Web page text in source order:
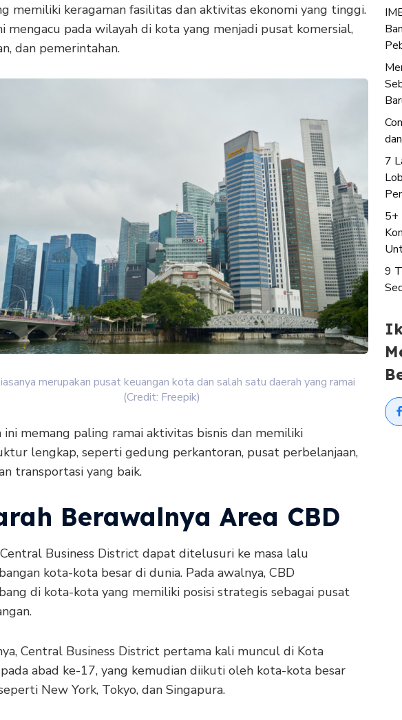
memiliki keragaman fasilitas dan aktivitas ekonomi yang tinggi.
mengacu pada wilayah di kota yang menjadi pusat komersial,
dan pemerintahan.
merupakan pusat keuangan kota dan salah satu daerah yang ramai
(Credit: Freepik)
ini memang paling ramai aktivitas bisnis dan memiliki
lengkap, seperti gedung perkantoran, pusat perbelanjaan,
transportasi yang baik.
Berawalnya Area CBD
Business District dapat ditelusuri ke masa lalu
kota-kota besar di dunia. Pada awalnya, CBD
di kota-kota yang memiliki posisi strategis sebagai pusat
Central Business District pertama kali muncul di Kota
abad ke-17, yang kemudian diikuti oleh kota-kota besar
New York, Tokyo, dan Singapura.
7
5+
9